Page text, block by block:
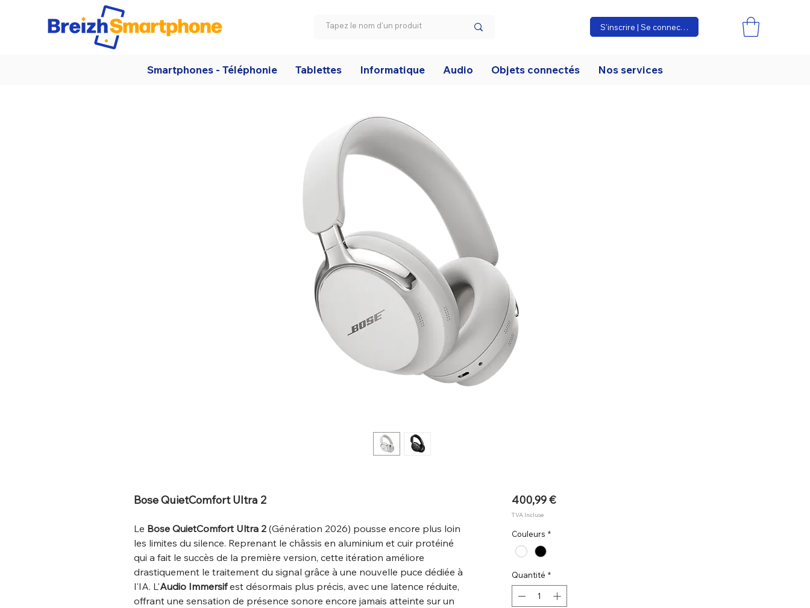
S'inscrire | Se connecter
Smartphones - Téléphonie Tablettes Informatique Audio Objets connectés Nos services
Bose QuietComfort Ultra 2
Le Bose QuietComfort Ultra 2 (Génération 2026) pousse encore plus loin
les limites du silence. Reprenant le châssis en aluminium et cuir protéiné
qui a fait le succès de la première version, cette itération améliore
drastiquement le traitement du signal grâce à une nouvelle puce dédiée à
l'IA. L'Audio Immersifest désormais plus précis, avec une latence réduite,
offrant une sensation de présence sonore encore jamais atteinte sur un
400,99 €Prix
TVA Incluse
Couleurs *
Quantité *